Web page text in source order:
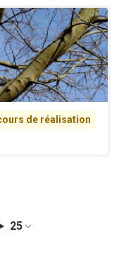
de réalisation
25